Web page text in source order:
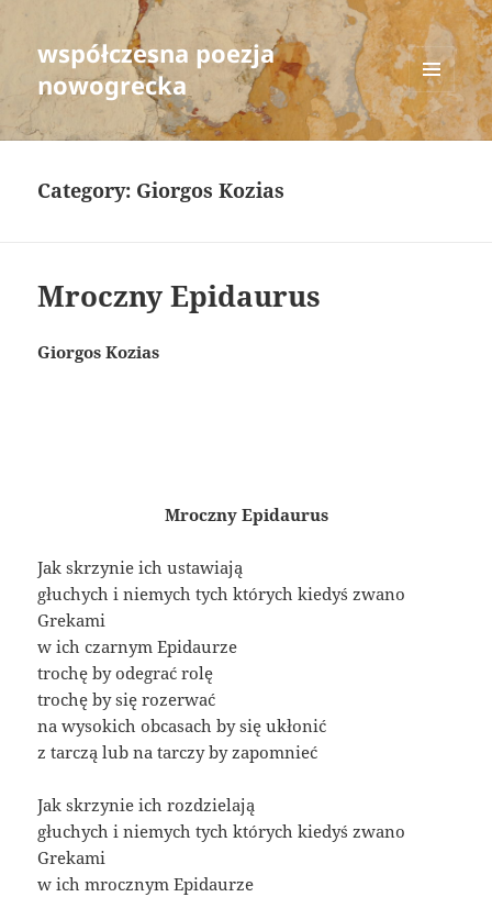
współczesna poezja
nowogrecka
MENU
AND
WIDGETS
Category: Giorgos Kozias
Mroczny Epidaurus
Giorgos Kozias
Mroczny Epidaurus
Jak skrzynie ich ustawiają
głuchych i niemych tych których kiedyś zwano
Grekami
w ich czarnym Epidaurze
trochę by odegrać rolę
trochę by się rozerwać
na wysokich obcasach by się ukłonić
z tarczą lub na tarczy by zapomnieć
Jak skrzynie ich rozdzielają
głuchych i niemych tych których kiedyś zwano
Grekami
w ich mrocznym Epidaurze